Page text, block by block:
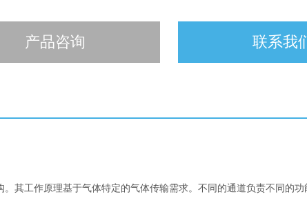
10 bar
产品咨询 联系我
其工作原理基于气体特定的气体传输需求。不同的通道负责不同的